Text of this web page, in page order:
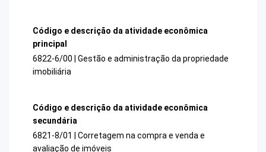
Código e descrição da atividade econômica
principal
6822-6/00 | Gestão e administração da propriedade
imobiliária
Código e descrição da atividade econômica
secundária
6821-8/01 | Corretagem na compra e venda e
avaliação de imóveis